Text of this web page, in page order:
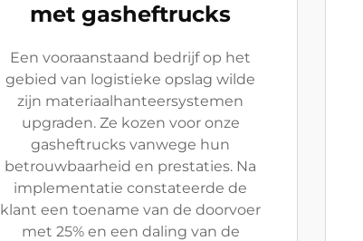
met gasheftrucks
Een vooraanstaand bedrijf op het
gebied van logistieke opslag wilde
zijn materiaalhanteersystemen
upgraden. Ze kozen voor onze
gasheftrucks vanwege hun
betrouwbaarheid en prestaties. Na
implementatie constateerde de
klant een toename van de doorvoer
met 25% en een daling van de